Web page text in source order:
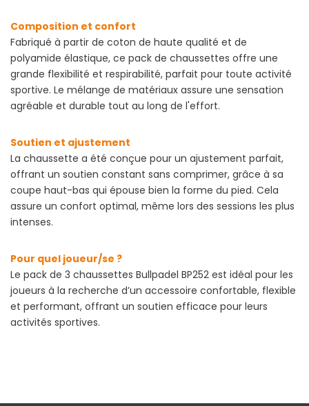
Composition et confort
Fabriqué à partir de coton de haute qualité et de
polyamide élastique, ce pack de chaussettes offre une
grande flexibilité et respirabilité, parfait pour toute activité
sportive. Le mélange de matériaux assure une sensation
agréable et durable tout au long de l'effort.
Soutien et ajustement
La chaussette a été conçue pour un ajustement parfait,
offrant un soutien constant sans comprimer, grâce à sa
coupe haut-bas qui épouse bien la forme du pied. Cela
assure un confort optimal, même lors des sessions les plus
intenses.
Pour quel joueur/se ?
Le pack de 3 chaussettes Bullpadel BP252 est idéal pour les
joueurs à la recherche d’un accessoire confortable, flexible
et performant, offrant un soutien efficace pour leurs
activités sportives.